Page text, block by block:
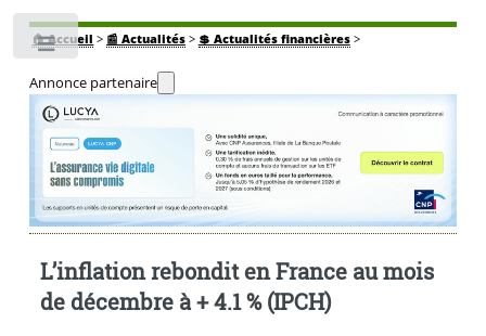
🏠Accueil > 📰 Actualités> 💲 Actualités financières>
Annonce partenaire
L’inflation rebondit en France au mois
de décembre à + 4.1 % (IPCH)
Toggle